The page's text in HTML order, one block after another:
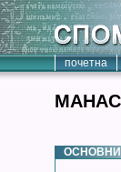
почетна